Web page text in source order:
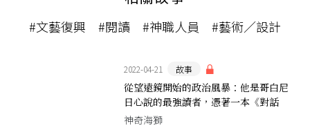
#文藝復興 #閱讀 #神職人員 #藝術／設計
2022-04-21 故事
從望遠鏡開始的政治風暴：他是哥白尼
日心說的最強讀者，憑著一本《對話
錄》撼動整個天主教
神奇海獅